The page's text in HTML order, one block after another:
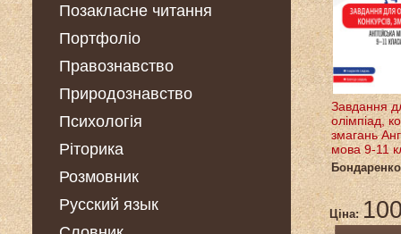
Позакласне читання
Портфоліо
Правознавство
Природознавство
Психологія
Ріторика
Розмовник
Русский язык
Завдання
олімпіад,
змагань
мова 9-11
Ціна: